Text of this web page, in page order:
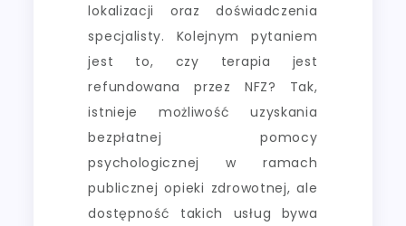
lokalizacji oraz doświadczenia
specjalisty. Kolejnym pytaniem
jest to, czy terapia jest
refundowana przez NFZ? Tak,
istnieje możliwość uzyskania
bezpłatnej pomocy
psychologicznej w ramach
publicznej opieki zdrowotnej, ale
dostępność takich usług bywa